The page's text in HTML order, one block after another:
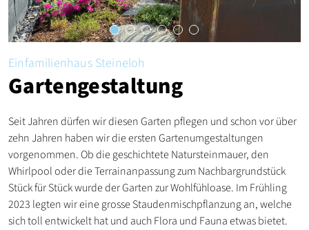
Einfamilienhaus Steineloh
Gartengestaltung
Seit Jahren dürfen wir diesen Garten pflegen und schon vor über
zehn Jahren haben wir die ersten Gartenumgestaltungen
vorgenommen. Ob die geschichtete Natursteinmauer, den
Whirlpool oder die Terrainanpassung zum Nachbargrundstück
Stück für Stück wurde der Garten zur Wohlfühloase. Im Frühling
2023 legten wir eine grosse Staudenmischpflanzung an, welche
sich toll entwickelt hat und auch Flora und Fauna etwas bietet.